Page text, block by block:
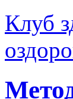
Клуб